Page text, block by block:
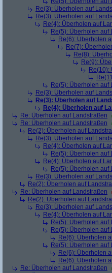
Re(3): Überholen auf
Re(3): Überholen auf
Re(4): Überholen auf
Re(5): Überholen auf
Re(6): Überholen
Re(7):
Re(8):
Re(9):
Re(10):
Re(5): Überholen auf
Re(3): Überholen auf
Re(3): Überholen auf
Re(4): Überholen auf
Re: Überholen auf Landstraßen
Re: Überholen auf Landstraßen
Re(2): Überholen auf
Re(3): Überholen auf
Re(4): Überholen auf
Re(5): Überholen auf
Re(4): Überholen auf
Re(5): Überholen auf
Re(3): Überholen auf
Re(2): Überholen auf
Re: Überholen auf Landstraßen
Re(2): Überholen auf
Re(3): Überholen auf
Re(4): Überholen auf
Re(5): Überholen auf
Re(5): Überholen auf
Re(6): Überholen
Re(5): Überholen auf
Re(6): Überholen
Re(6): Überholen
Re: Überholen auf Landstraßen